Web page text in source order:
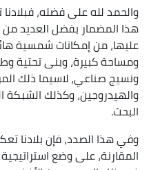
والحمد لله على فضله، فبلادنا
هذا المضمار بفضل العديد من
عليها، من إمكانات شمسية
ومساحة كبيرة، وبنى تحتية
ونسيج صناعي، لاسيما ذلك
والهيدروجين، وكذلك الشبكة
البحث.
وفي هذا الصدد، فإن بلادنا
المقارنة، على وضع استراتيجية